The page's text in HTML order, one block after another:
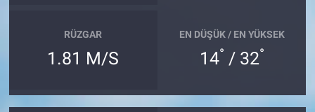
RÜZGAR
1.81 M/S
EN DÜŞÜK / EN YÜKSEK
14° / 32°